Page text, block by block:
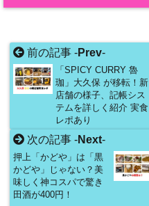
前の記事 -Prev-
「SPICY CURRY 魯
珈」大久保 が移転！新
店舗の様子、記帳シス
テムを詳しく紹介 実食
レポあり
次の記事 -Next-
押上「かどや」は「黒
かどや」じゃない？美
味しく神コスパで驚き
田酒が400円！